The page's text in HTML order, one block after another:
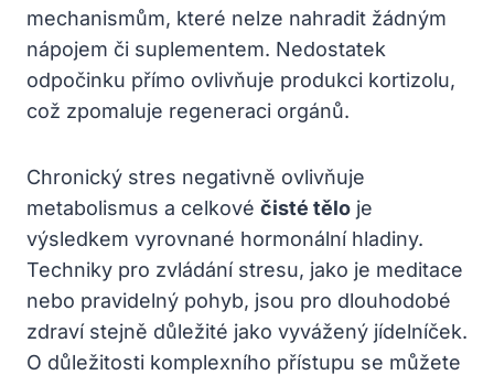
mechanismům, které nelze nahradit žádným
nápojem či suplementem. Nedostatek
odpočinku přímo ovlivňuje produkci kortizolu,
což zpomaluje regeneraci orgánů.
Chronický stres negativně ovlivňuje
metabolismus a celkové čisté tělo je
výsledkem vyrovnané hormonální hladiny.
Techniky pro zvládání stresu, jako je meditace
nebo pravidelný pohyb, jsou pro dlouhodobé
zdraví stejně důležité jako vyvážený jídelníček.
O důležitosti komplexního přístupu se můžete